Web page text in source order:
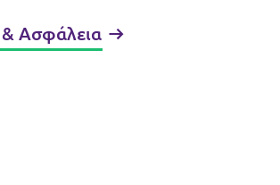
& Ασφάλεια